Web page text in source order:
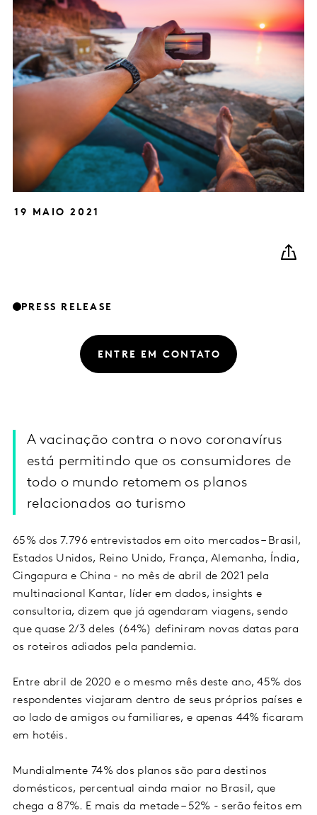
19 MAIO 2021
PRESS RELEASE
ENTRE EM CONTATO
A vacinação contra o novo coronavírus
está permitindo que os consumidores de
todo o mundo retomem os planos
relacionados ao turismo
65% dos 7.796 entrevistados em oito mercados – Brasil,
Estados Unidos, Reino Unido, França, Alemanha, Índia,
Cingapura e China - no mês de abril de 2021 pela
multinacional Kantar, líder em dados, insights e
consultoria, dizem que já agendaram viagens, sendo
que quase 2/3 deles (64%) definiram novas datas para
os roteiros adiados pela pandemia.
Entre abril de 2020 e o mesmo mês deste ano, 45% dos
respondentes viajaram dentro de seus próprios países e
ao lado de amigos ou familiares, e apenas 44% ficaram
em hotéis.
Mundialmente 74% dos planos são para destinos
domésticos, percentual ainda maior no Brasil, que
chega a 87%. E mais da metade – 52% - serão feitos em